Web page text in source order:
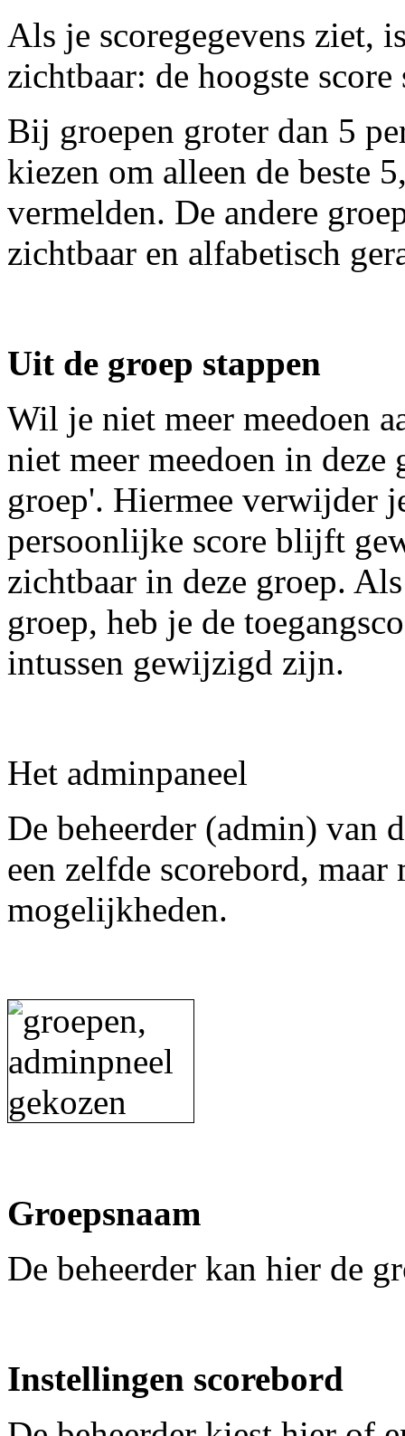
Als je scoregegevens ziet,
zichtbaar: de hoogste score
Bij groepen groter dan 5
kiezen om alleen de beste
vermelden. De andere
zichtbaar en alfabetisch
Uit de groep stappen
Wil je niet meer meedoen
niet meer meedoen in
groep'. Hiermee verwijder
persoonlijke score blijft
zichtbaar in deze groep.
groep, heb je de
intussen gewijzigd zijn.
Het adminpaneel
De beheerder (admin) van
een zelfde scorebord, maar
mogelijkheden.
Groepsnaam
De beheerder kan hier de
Instellingen scorebord